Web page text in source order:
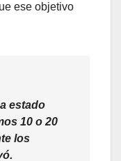
ese objetivo
estado
10 o 20
los